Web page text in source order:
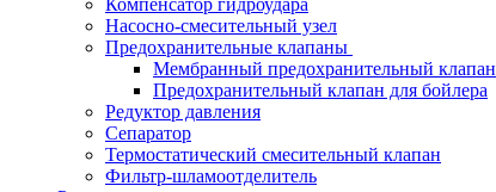
Компенсатор гидроудара
Насосно-смесительный узел
Предохранительные клапаны
Мембранный предохранительный клапан
Предохранительный клапан для бойлера
Редуктор давления
Сепаратор
Термостатический смесительный клапан
Фильтр-шламоотделитель